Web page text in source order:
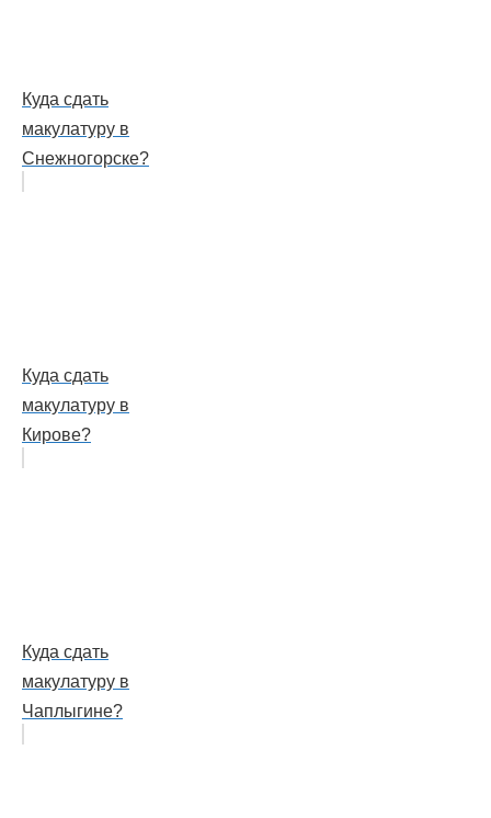
Куда сдать
макулатуру в
Снежногорске?
Куда сдать
макулатуру в
Кирове?
Куда сдать
макулатуру в
Чаплыгине?